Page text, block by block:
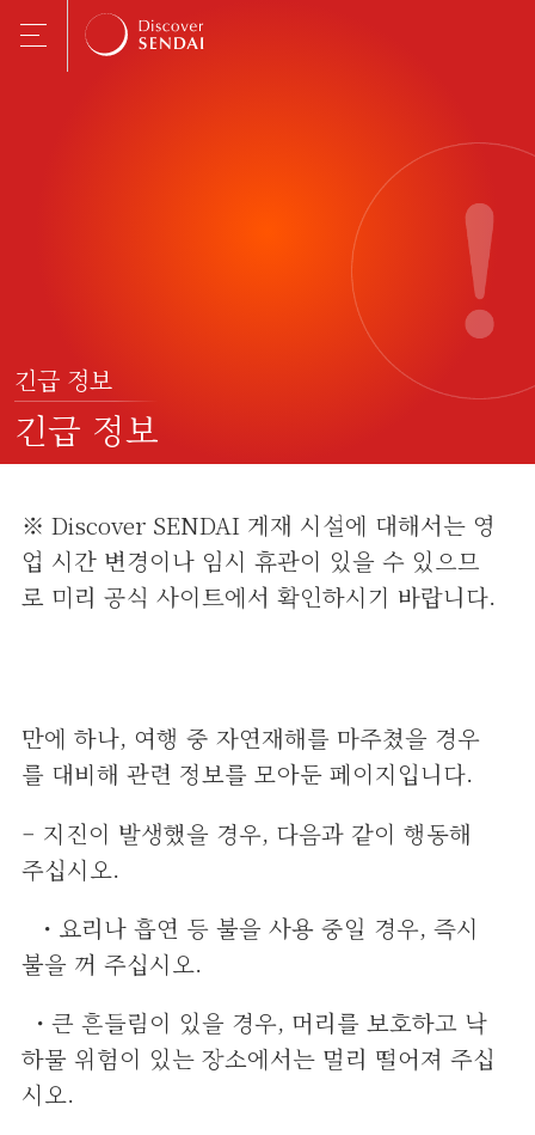
긴급 정보
긴급 정보
※ Discover SENDAI 게재 시설에 대해서는 영
업 시간 변경이나 임시 휴관이 있을 수 있으므
로 미리 공식 사이트에서 확인하시기 바랍니다.
만에 하나, 여행 중 자연재해를 마주쳤을 경우
를 대비해 관련 정보를 모아둔 페이지입니다.
– 지진이 발생했을 경우, 다음과 같이 행동해
주십시오.
・요리나 흡연 등 불을 사용 중일 경우, 즉시
불을 꺼 주십시오.
・큰 흔들림이 있을 경우, 머리를 보호하고 낙
하물 위험이 있는 장소에서는 멀리 떨어져 주십
시오.